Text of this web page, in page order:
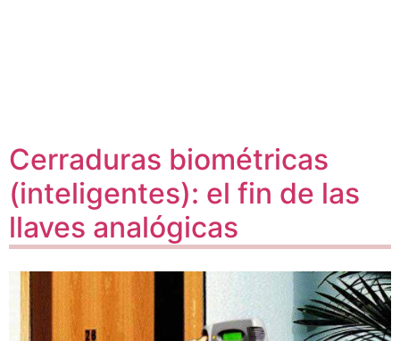
Cerraduras biométricas
(inteligentes): el fin de las
llaves analógicas